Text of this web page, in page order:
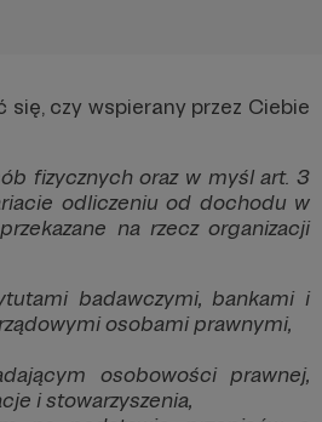
czy wspierany przez Ciebie
fizycznych oraz w myśl art. 3
odliczeniu od dochodu w
na rzecz organizacji
badawczymi, bankami i
osobami prawnymi,
osobowości prawnej,
i stowarzyszenia,